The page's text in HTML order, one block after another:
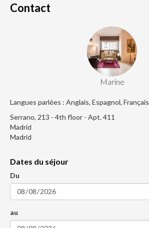
Contact
Marine
Langues parlées : Anglais, Espagnol, Français
Serrano, 213 - 4th floor - Apt. 411
Madrid
Madrid
Dates du séjour
Du
au